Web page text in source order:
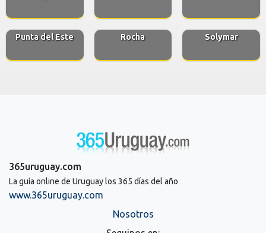
Punta del Este Rocha Solymar
365uruguay.com
La guía online de Uruguay los 365 días del año
www.365uruguay.com
Nosotros